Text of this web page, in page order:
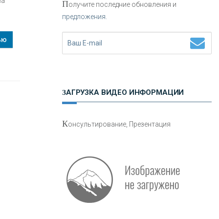
Нетворкинг для предпринимателей
авто
Получите последние обновления и
предложения.
ЗАГРУЗКА ВИДЕО ИНФОРМАЦИИ
Консультирование, Презентация